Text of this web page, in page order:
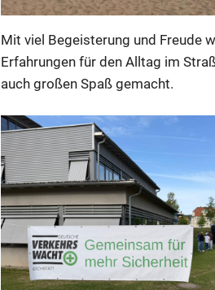
Mit viel Begeisterung und Freude
Erfahrungen für den Alltag im
auch großen Spaß gemacht.